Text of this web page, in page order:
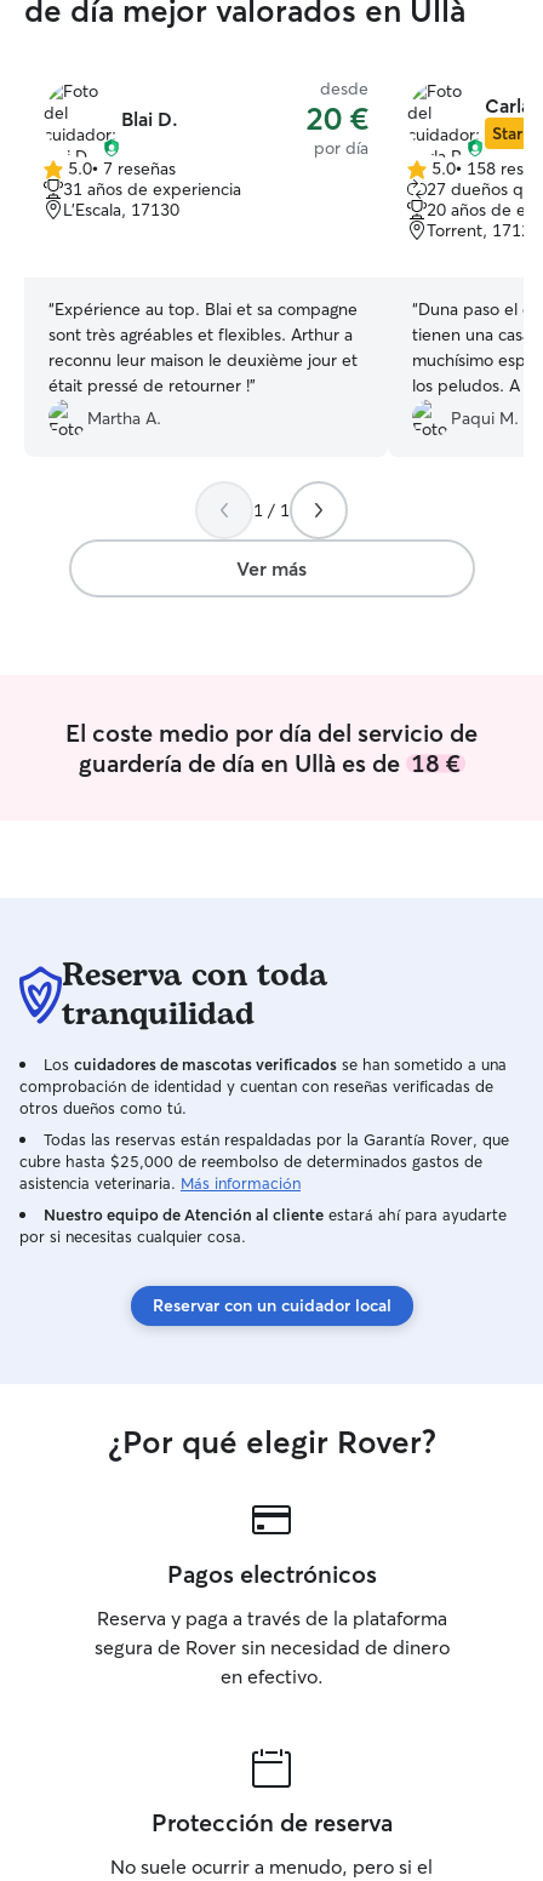
de día mejor valorados en Ullà
Blai D.
desde
20 €
por día
5.0
de
5
5.0• 7 reseñas
31 años de experiencia
L'Escala, 17130
“Expérience au top. Blai et sa compagne
sont très agréables et flexibles. Arthur a
reconnu leur maison le deuxième jour et
était pressé de retourner !”
Martha A.
Carla
Star
5.0
de
5
estrellas
5.0• 158
27 dueños
20 años de
Torrent, 17123
“Duna paso el
tienen una casa
muchísimo
los peludos. A
Duna se olvidó de
tuvimos que
perciben ellos.
Duna con un
dependencia
una pequeña
natural muy
Paqui M.
1 / 1
Ver más
El coste medio por día del servicio de
guardería de día en Ullà es de 18 €
Reserva con toda
tranquilidad
Los cuidadores de mascotas verificados se han sometido a una
comprobación de identidad y cuentan con reseñas verificadas de
otros dueños como tú.
Todas las reservas están respaldadas por la Garantía Rover, que
cubre hasta $25,000 de reembolso de determinados gastos de
asistencia veterinaria. Más información
Nuestro equipo de Atención al cliente estará ahí para ayudarte
por si necesitas cualquier cosa.
Reservar con un cuidador local
¿Por qué elegir Rover?
Pagos electrónicos
Reserva y paga a través de la plataforma
segura de Rover sin necesidad de dinero
en efectivo.
Protección de reserva
No suele ocurrir a menudo, pero si el